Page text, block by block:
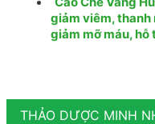
giảm viêm, thanh
giảm mỡ máu, hỗ
THẢO DƯỢC MINH